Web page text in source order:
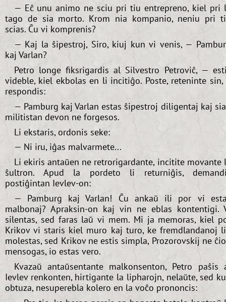
— Eĉ unu animo ne sciu pri tiu entrepreno, kiel pri
tago de sia morto. Krom nia kompanio, neniu pri
scias. Ĉu vi komprenis?
— Kaj la ŝipestroj, Siro, kiuj kun vi venis, —
kaj Varlan?
Petro longe fiksrigardis al Silvestro Petroviĉ, —
videble, kiel ekbolas en li incitiĝo. Poste, reteninte
respondis:
— Pamburg kaj Varlan estas ŝipestroj diligentaj kaj
militistan devon ne forgesos.
Li ekstaris, ordonis seke:
— Ni iru, iĝas malvarmete...
Li ekiris antaŭen ne retrorigardante, incitite movante
ŝultron. Apud la pordeto li returniĝis,
postiĝintan Ievlev-on:
— Pamburg kaj Varlan! Ĉu ankaŭ ili por vi
malbonaj? Apraksin-on kaj vin ne eblas kontentigi.
silentas, sed faras laŭ vi mem. Mi ja memoras, kiel
Krikov vi staris kiel muro kaj turo, ke fremdlandanoj
molestas, sed Krikov ne estis simpla, Prozorovskij ne
mensogas, io estas vero.
Kvazaŭ antaŭsentante malkonsenton, Petro paŝis
Ievlev renkonten, hirtigante la lipharojn, nelaŭte, sed
obtuza, nesuperebla kolero en la voĉo prononcis: